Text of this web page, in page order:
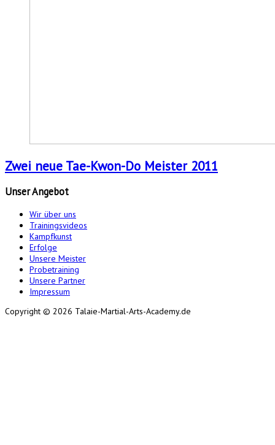
Zwei neue Tae-Kwon-Do Meister 2011
UnserAngebot
Wir über uns
Trainingsvideos
Kampfkunst
Erfolge
Unsere Meister
Probetraining
Unsere Partner
Impressum
Copyright © 2026 Talaie-Martial-Arts-Academy.de